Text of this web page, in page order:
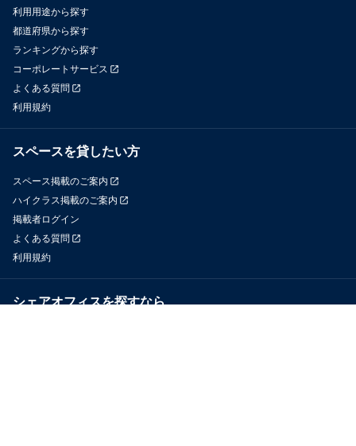
利用用途から探す
都道府県から探す
ランキングから探す
コーポレートサービス
よくある質問
利用規約
スペースを貸したい方
スペース掲載のご案内
ハイクラス掲載のご案内
掲載者ログイン
よくある質問
利用規約
シェアオフィスを探すなら